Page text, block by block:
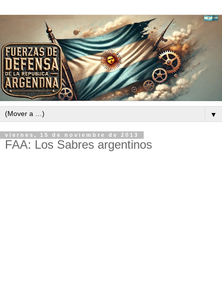
▼
viernes, 15 de noviembre de 2013
FAA: Los Sabres argentinos